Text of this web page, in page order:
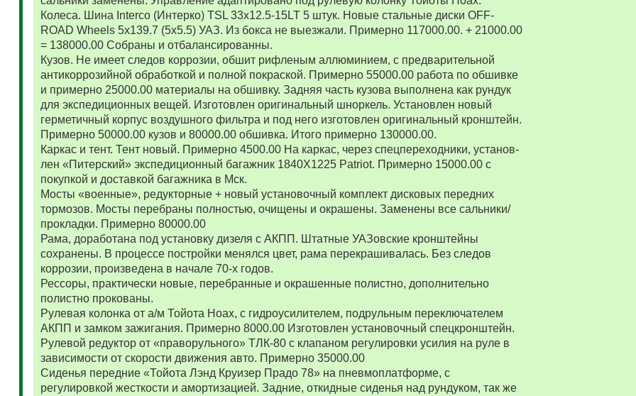
Колеса. Шина Interco (Интерко) TSL 33x12.5-15LT 5 штук. Новые стальные диски OFF-
ROAD Wheels 5x139.7 (5x5.5) УАЗ. Из бокса не выезжали. Примерно 117000.00. + 21000.00
= 138000.00 Собраны и отбалансированны.
Кузов. Не имеет следов коррозии, обшит рифленым аллюминием, с предварительной
антикоррозийной обработкой и полной покраской. Примерно 55000.00 работа по обшивке
и примерно 25000.00 материалы на обшивку. Задняя часть кузова выполнена как рундук
для экспедиционных вещей. Изготовлен оригинальный шноркель. Установлен новый
герметичный корпус воздушного фильтра и под него изготовлен оригинальный кронштейн.
Примерно 50000.00 кузов и 80000.00 обшивка. Итого примерно 130000.00.
Каркас и тент. Тент новый. Примерно 4500.00 На каркас, через спецпереходники, установ-
лен «Питерский» экспедиционный багажник 1840Х1225 Patriot. Примерно 15000.00 с
покупкой и доставкой багажника в Мск.
Мосты «военные», редукторные + новый установочный комплект дисковых передних
тормозов. Мосты перебраны полностью, очищены и окрашены. Заменены все сальники/
прокладки. Примерно 80000.00
Рама, доработана под установку дизеля с АКПП. Штатные УАЗовские кронштейны
сохранены. В процессе постройки менялся цвет, рама перекрашивалась. Без следов
коррозии, произведена в начале 70-х годов.
Рессоры, практически новые, перебранные и окрашенные полистно, дополнительно
полистно прокованы.
Рулевая колонка от а/м Тойота Ноах, с гидроусилителем, подрульным переключателем
АКПП и замком зажигания. Примерно 8000.00 Изготовлен установочный спецкронштейн.
Рулевой редуктор от «праворульного» ТЛК-80 с клапаном регулировки усилия на руле в
зависимости от скорости движения авто. Примерно 35000.00
Сиденья передние «Тойота Лэнд Круизер Прадо 78» на пневмоплатформе, с
регулировкой жесткости и амортизацией. Задние, откидные сиденья над рундуком, так же